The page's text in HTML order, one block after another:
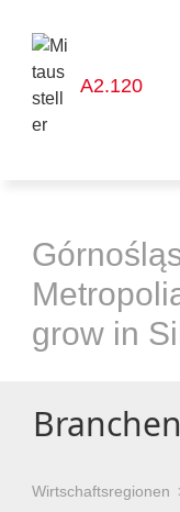
A2.120
grow in
Branchen
Wirtschaftsregionen